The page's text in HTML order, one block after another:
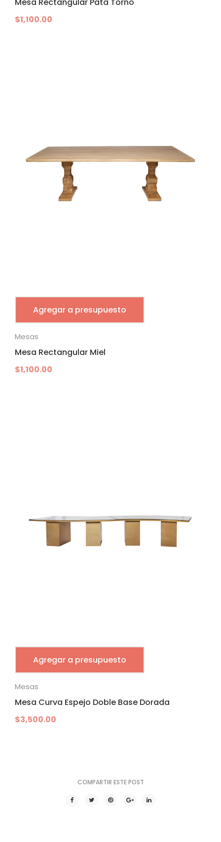
$1,100.00
Agregar a presupuesto
Mesas
Mesa Rectangular Miel
$1,100.00
Agregar a presupuesto
Mesas
Mesa Curva Espejo Doble Base Dorada
$3,500.00
COMPARTIR ESTE POST